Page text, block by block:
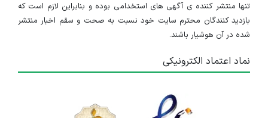
تنها منتشر کننده ی آگهی های استخدامی بوده و بنابراین لازم است که
بازدید کنندگان محترم سایت خود نسبت به صحت و سقم اخبار منتشر
شده در آن هوشیار باشند.
نماد اعتماد الکترونیکی